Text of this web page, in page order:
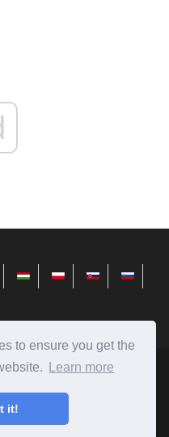
to ensure you get the
Learn more
it!
Ⓒ2026
і роботі з Microsoft